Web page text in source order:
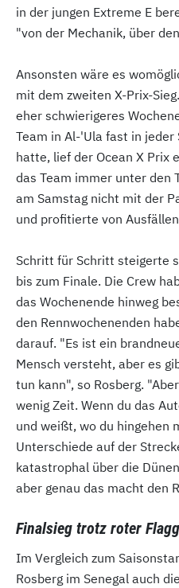
in der jungen Extreme E
"von der Mechanik, über
Ansonsten wäre es
mit dem zweiten X-Prix-
eher schwierigeres
Team in Al-'Ula fast in
hatte, lief der Ocean X Prix
das Team immer unter den
am Samstag nicht mit der
und profitierte von
Schritt für Schritt steigerte
bis zum Finale. Die Crew
das Wochenende hinweg
den Rennwochenenden
darauf. "Es ist ein
Mensch versteht, aber es
tun kann", so Rosberg.
wenig Zeit. Wenn du das
und weißt, wo du hingehen
Unterschiede auf der
katastrophal über die
aber genau das macht den
Finalsieg trotz roter
Im Vergleich zum
Rosberg im Senegal auch